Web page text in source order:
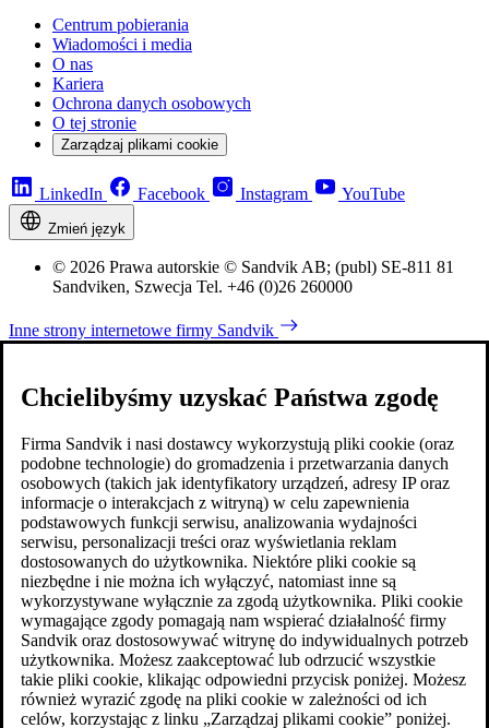
Centrum pobierania
Wiadomości i media
O nas
Kariera
Ochrona danych osobowych
O tej stronie
Zarządzaj plikami cookie
LinkedIn Facebook Instagram YouTube
Zmień język
© 2026 Prawa autorskie © Sandvik AB; (publ) SE-811 81
Sandviken, Szwecja Tel. +46 (0)26 260000
Inne strony internetowe firmy Sandvik
Chcielibyśmy uzyskać Państwa zgodę
Firma Sandvik i nasi dostawcy wykorzystują pliki cookie (oraz
podobne technologie) do gromadzenia i przetwarzania danych
osobowych (takich jak identyfikatory urządzeń, adresy IP oraz
informacje o interakcjach z witryną) w celu zapewnienia
podstawowych funkcji serwisu, analizowania wydajności
serwisu, personalizacji treści oraz wyświetlania reklam
dostosowanych do użytkownika. Niektóre pliki cookie są
niezbędne i nie można ich wyłączyć, natomiast inne są
wykorzystywane wyłącznie za zgodą użytkownika. Pliki cookie
wymagające zgody pomagają nam wspierać działalność firmy
Sandvik oraz dostosowywać witrynę do indywidualnych potrzeb
użytkownika. Możesz zaakceptować lub odrzucić wszystkie
takie pliki cookie, klikając odpowiedni przycisk poniżej. Możesz
również wyrazić zgodę na pliki cookie w zależności od ich
celów, korzystając z linku „Zarządzaj plikami cookie” poniżej.